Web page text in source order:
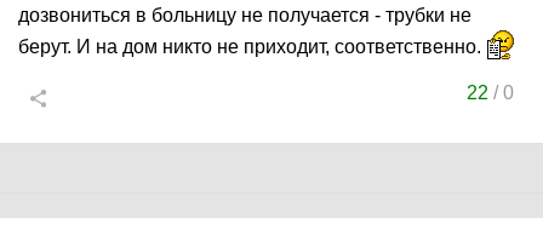
дозвониться в больницу не получается - трубки не
берут. И на дом никто не приходит, соответственно.
22 /0